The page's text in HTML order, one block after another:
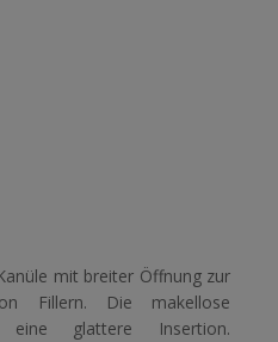
mit breiter Öffnung zur
Fillern. Die makellose
glattere Insertion.